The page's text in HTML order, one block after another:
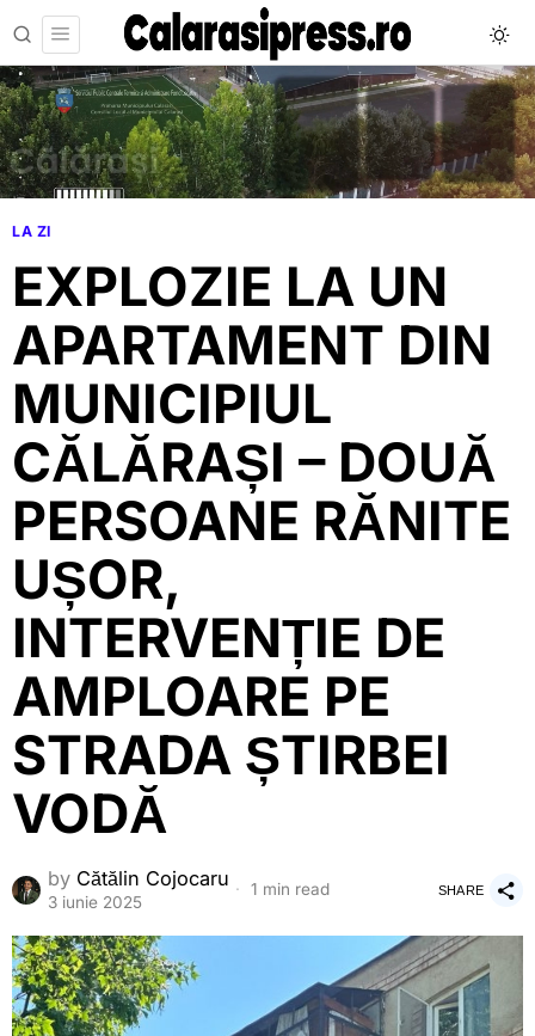
LA ZI
EXPLOZIE LA UN
APARTAMENT DIN
MUNICIPIUL
CĂLĂRAȘI – DOUĂ
PERSOANE RĂNITE
UȘOR,
INTERVENȚIE DE
AMPLOARE PE
STRADA ȘTIRBEI
VODĂ
by Cătălin Cojocaru
3 iunie 2025
1 min read SHARE